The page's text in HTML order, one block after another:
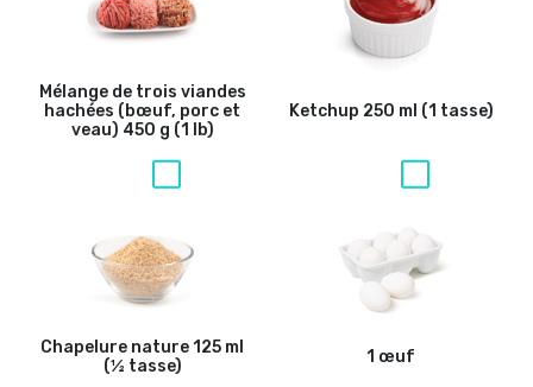
Mélange de trois viandes
hachées (bœuf, porc et
veau) 450 g (1 lb)
Ketchup 250 ml (1 tasse)
Chapelure nature 125 ml
(½ tasse)
1 œuf